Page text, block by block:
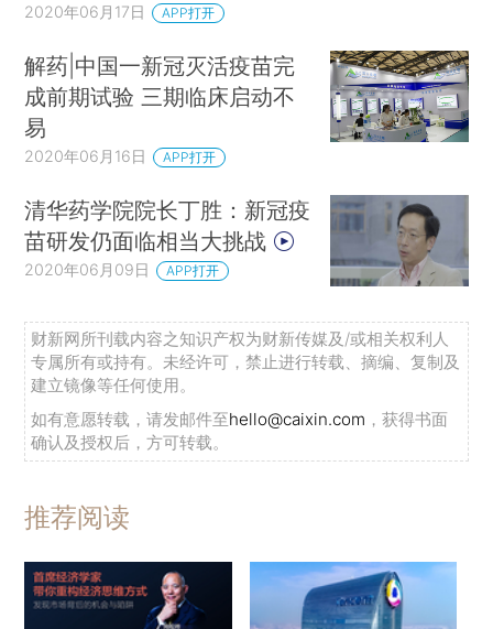
2020年06月17日 APP打开
解药|中国一新冠灭活疫苗完
成前期试验 三期临床启动不
易
2020年06月16日 APP打开
清华药学院院长丁胜：新冠疫
苗研发仍面临相当大挑战
2020年06月09日 APP打开
财新网所刊载内容之知识产权为财新传媒及/或相关权利人
专属所有或持有。未经许可，禁止进行转载、摘编、复制及
建立镜像等任何使用。
如有意愿转载，请发邮件至hello@caixin.com ，获得书面
确认及授权后，方可转载。
推荐阅读